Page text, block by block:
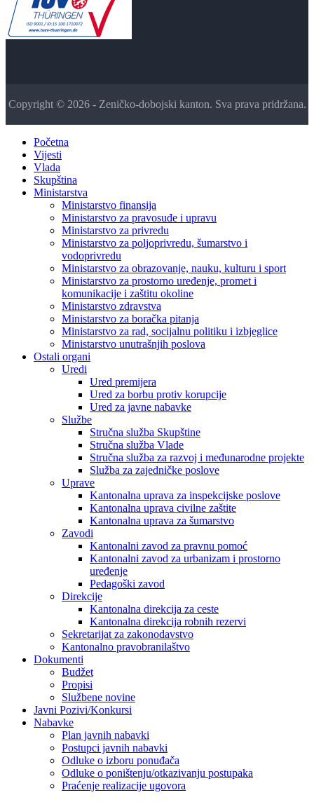
Copyright © 2026 - Zeničko-dobojski kanton. Sva prava pridržana.
Početna
Vijesti
Vlada
Skupština
Ministarstva
Ministarstvo finansija
Ministarstvo za pravosuđe i upravu
Ministarstvo za privredu
Ministarstvo za poljoprivredu, šumarstvo i
vodoprivredu
Ministarstvo za obrazovanje, nauku, kulturu i sport
Ministarstvo za prostorno uređenje, promet i
komunikacije i zaštitu okoline
Ministarstvo zdravstva
Ministarstvo za boračka pitanja
Ministarstvo za rad, socijalnu politiku i izbjeglice
Ministarstvo unutrašnjih poslova
Ostali organi
Uredi
Ured premijera
Ured za borbu protiv korupcije
Ured za javne nabavke
Službe
Stručna služba Skupštine
Stručna služba Vlade
Stručna služba za razvoj i međunarodne projekte
Služba za zajedničke poslove
Uprave
Kantonalna uprava za inspekcijske poslove
Kantonalna uprava civilne zaštite
Kantonalna uprava za šumarstvo
Zavodi
Kantonalni zavod za pravnu pomoć
Kantonalni zavod za urbanizam i prostorno
uređenje
Pedagoški zavod
Direkcije
Kantonalna direkcija za ceste
Kantonalna direkcija robnih rezervi
Sekretarijat za zakonodavstvo
Kantonalno pravobranilaštvo
Dokumenti
Budžet
Propisi
Službene novine
Javni Pozivi/Konkursi
Nabavke
Plan javnih nabavki
Postupci javnih nabavki
Odluke o izboru ponuđača
Odluke o poništenju/otkazivanju postupaka
Praćenje realizacije ugovora